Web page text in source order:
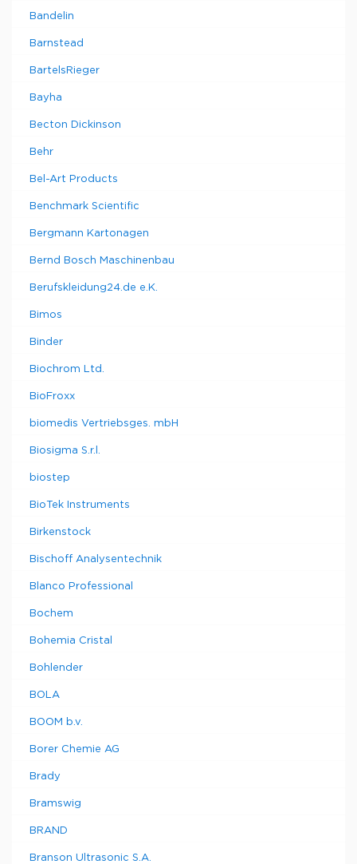
Bandelin
Barnstead
BartelsRieger
Bayha
Becton Dickinson
Behr
Bel-Art Products
Benchmark Scientific
Bergmann Kartonagen
Bernd Bosch Maschinenbau
Berufskleidung24.de e.K.
Bimos
Binder
Biochrom Ltd.
BioFroxx
biomedis Vertriebsges. mbH
Biosigma S.r.l.
biostep
BioTek Instruments
Birkenstock
Bischoff Analysentechnik
Blanco Professional
Bochem
Bohemia Cristal
Bohlender
BOLA
BOOM b.v.
Borer Chemie AG
Brady
Bramswig
BRAND
Branson Ultrasonic S.A.